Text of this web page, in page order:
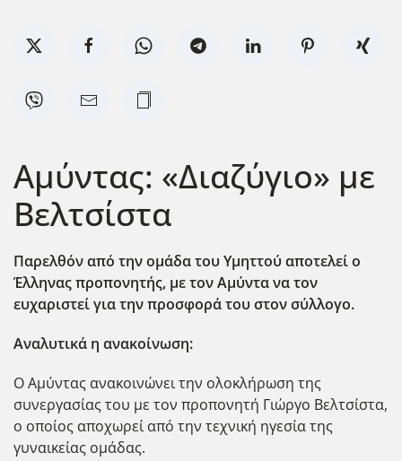
Αμύντας: «Διαζύγιο» με
Βελτσίστα
Παρελθόν από την ομάδα του Υμηττού αποτελεί ο
Έλληνας προπονητής, με τον Αμύντα να τον
ευχαριστεί για την προσφορά του στον σύλλογο.
Αναλυτικά η ανακοίνωση:
Ο Αμύντας ανακοινώνει την ολοκλήρωση της
συνεργασίας του με τον προπονητή Γιώργο Βελτσίστα,
ο οποίος αποχωρεί από την τεχνική ηγεσία της
γυναικείας ομάδας.